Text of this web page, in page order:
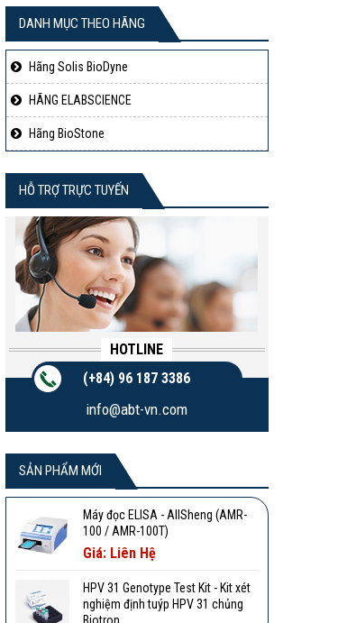
DANH MỤC THEO HÃNG
Hãng Solis BioDyne
HÃNG ELABSCIENCE
Hãng BioStone
HỖ TRỢ TRỰC TUYẾN
HOTLINE
(+84) 96 187 3386
info@abt-vn.com
SẢN PHẨM MỚI
Máy đọc ELISA - AllSheng (AMR-
100 / AMR-100T)
Giá: Liên Hệ
HPV 31 Genotype Test Kit - Kit xét
nghiệm định tuýp HPV 31 chủng